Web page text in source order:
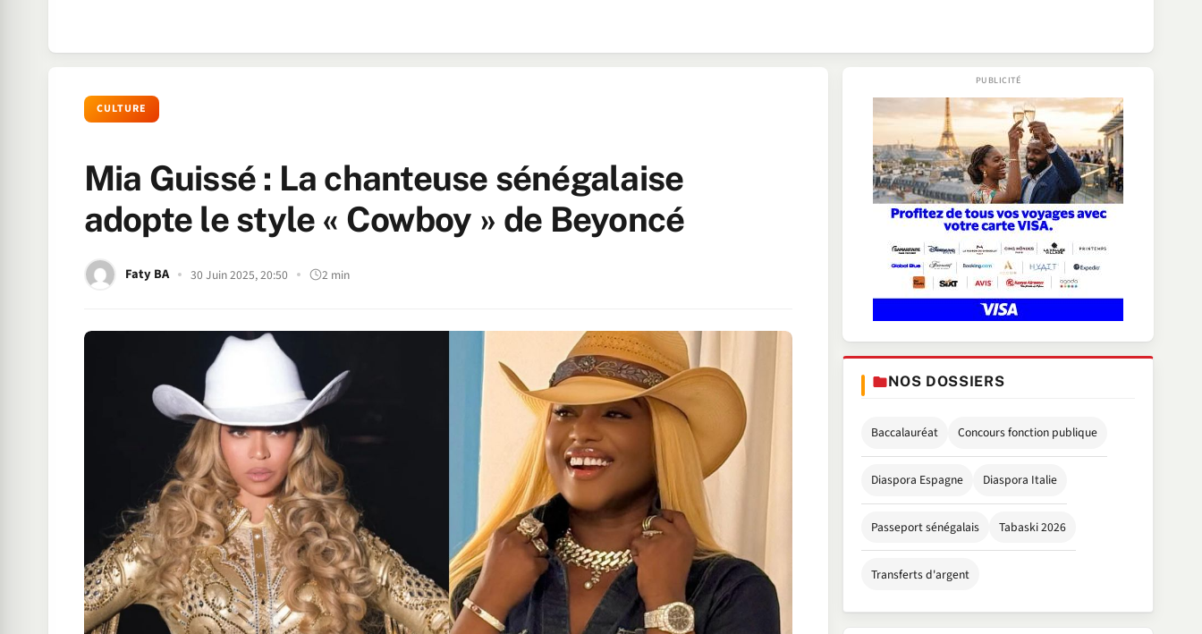
CULTURE
Mia Guissé : La chanteuse sénégalaise
adopte le style « Cowboy » de Beyoncé
Faty BA 30 Juin 2025, 20:50 2 min
NOS DOSSIERS
Baccalauréat Concours fonction publique
Diaspora Espagne Diaspora Italie
Passeport sénégalais Tabaski 2026
Transferts d'argent